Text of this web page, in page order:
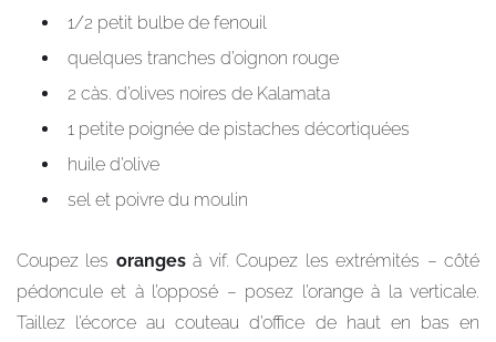
1/2 petit bulbe de fenouil
quelques tranches d’oignon rouge
2 càs. d’olives noires de Kalamata
1 petite poignée de pistaches décortiquées
huile d’olive
sel et poivre du moulin
Coupez les orangesà vif. Coupez les extrémités – côté
pédoncule et à l’opposé – posez l’orange à la verticale.
Taillez l’écorce au couteau d’office de haut en bas en